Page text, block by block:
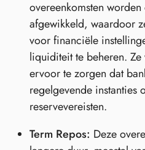
overeenkomsten
afgewikkeld, waardoor
voor financiële
liquiditeit te beheren.
ervoor te zorgen dat
regelgevende instanties
reservevereisten.
Term Repos: Deze